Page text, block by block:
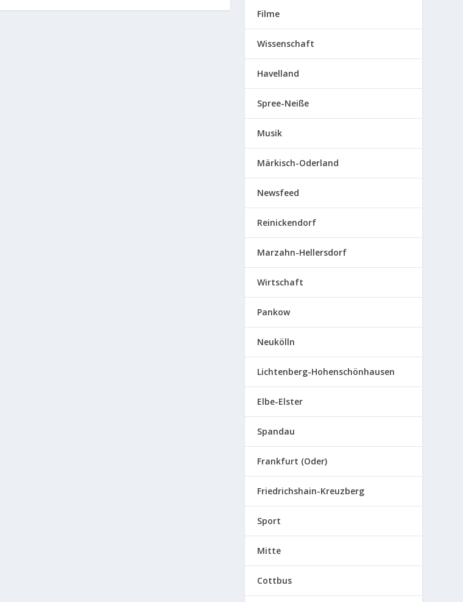
Filme
Wissenschaft
Havelland
Spree-Neiße
Musik
Märkisch-Oderland
Newsfeed
Reinickendorf
Marzahn-Hellersdorf
Wirtschaft
Pankow
Neukölln
Lichtenberg-Hohenschönhausen
Elbe-Elster
Spandau
Frankfurt (Oder)
Friedrichshain-Kreuzberg
Sport
Mitte
Cottbus